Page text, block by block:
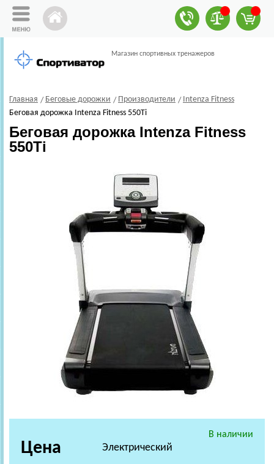
Магазин спортивных тренажеров
Главная Беговые дорожки Производители
Intenza Fitness
Беговая дорожка Intenza Fitness 550Ti
Беговая дорожка Intenza Fitness
550Ti
В наличии
Электрический
Цена